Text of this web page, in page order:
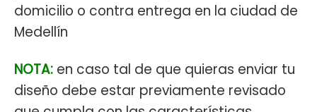
domicilio o contra entrega en la ciudad de
Medellín
NOTA: en caso tal de que quieras enviar tu
diseño debe estar previamente revisado